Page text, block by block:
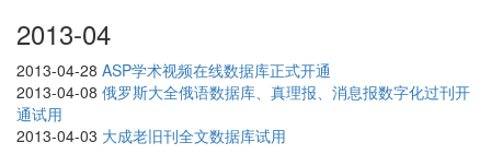
2013-04
2013-04-28 ASP学术视频在线数据库正式开通
2013-04-08 俄罗斯大全俄语数据库、真理报、消息报数字化过刊开
通试用
2013-04-03 大成老旧刊全文数据库试用